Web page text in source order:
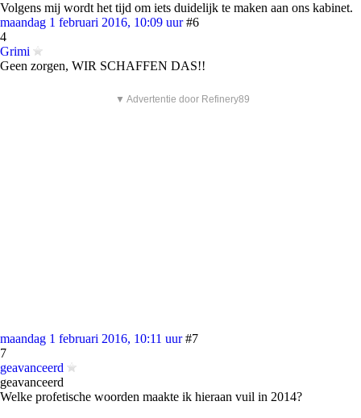
Volgens mij wordt het tijd om iets duidelijk te maken aan ons kabinet.
maandag 1 februari 2016, 10:09 uur #6
4
Grimi
Geen zorgen, WIR SCHAFFEN DAS!!
▼ Advertentie door Refinery89
maandag 1 februari 2016, 10:11 uur #7
7
geavanceerd
geavanceerd
Welke profetische woorden maakte ik hieraan vuil in 2014?